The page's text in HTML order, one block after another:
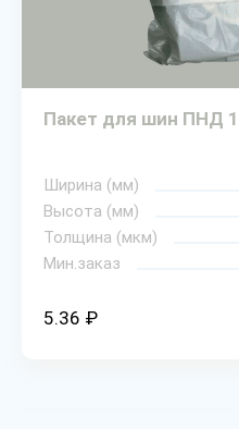
Пакет для шин ПНД
Ширина (мм)
Высота (мм)
Толщина (мкм)
Мин.заказ
5.36 ₽